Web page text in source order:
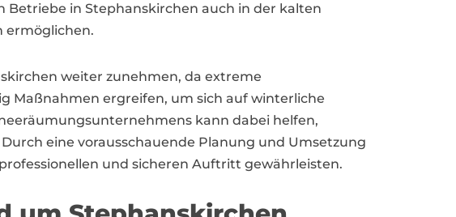
in Stephanskirchen auch in der kalten
ermöglichen.
weiter zunehmen, da extreme
Maßnahmen ergreifen, um sich auf winterliche
kann dabei helfen,
eine vorausschauende Planung und Umsetzung
und sicheren Auftritt gewährleisten.